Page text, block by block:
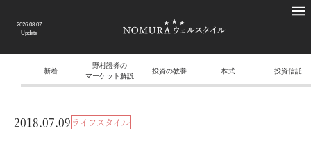
2026.08.07
Update
新着
野村證券の
マーケット解説
投資の教養 株式 投資信託
2018.07.09 ライフスタイル